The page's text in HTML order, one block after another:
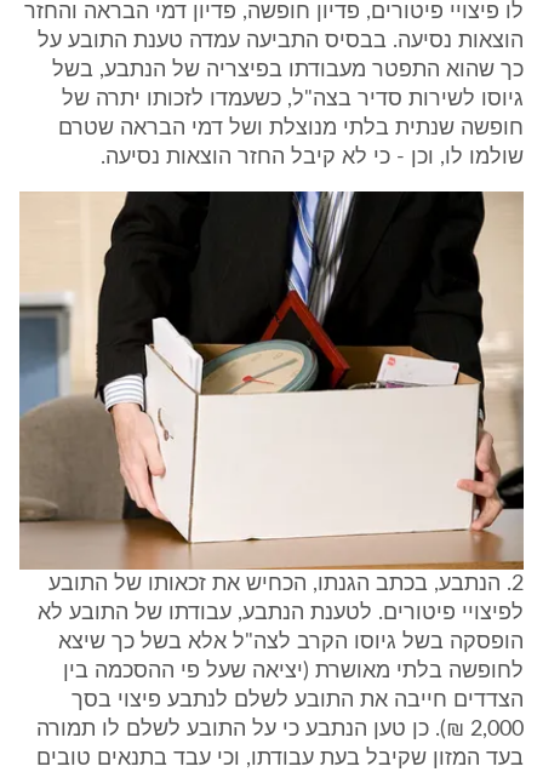
לו פיצויי פיטורים, פדיון חופשה, פדיון דמי הבראה והחזר
הוצאות נסיעה. בבסיס התביעה עמדה טענת התובע על
כך שהוא התפטר מעבודתו בפיצריה של הנתבע, בשל
גיוסו לשירות סדיר בצה"ל, כשעמדו לזכותו יתרה של
חופשה שנתית בלתי מנוצלת ושל דמי הבראה שטרם
שולמו לו, וכן - כי לא קיבל החזר הוצאות נסיעה.
2. הנתבע, בכתב הגנתו, הכחיש את זכאותו של התובע
לפיצויי פיטורים. לטענת הנתבע, עבודתו של התובע לא
הופסקה בשל גיוסו הקרב לצה"ל אלא בשל כך שיצא
לחופשה בלתי מאושרת (יציאה שעל פי ההסכמה בין
הצדדים חייבה את התובע לשלם לנתבע פיצוי בסך
2,000 ₪). כן טען הנתבע כי על התובע לשלם לו תמורה
בעד המזון שקיבל בעת עבודתו, וכי עבד בתנאים טובים